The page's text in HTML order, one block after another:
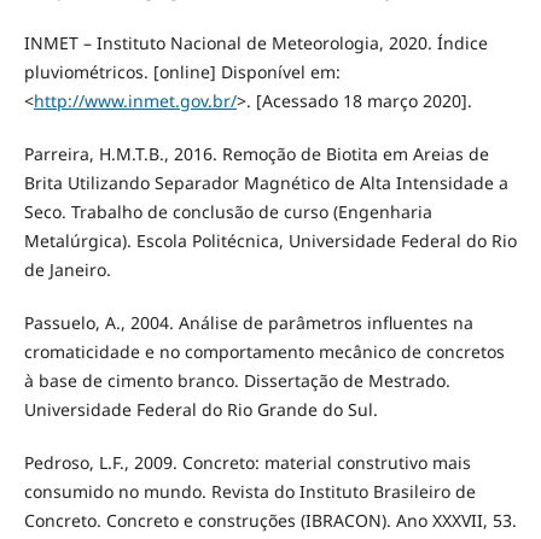
INMET – Instituto Nacional de Meteorologia, 2020. Índice
pluviométricos. [online] Disponível em:
<http://www.inmet.gov.br/>. [Acessado 18 março 2020].
Parreira, H.M.T.B., 2016. Remoção de Biotita em Areias de
Brita Utilizando Separador Magnético de Alta Intensidade a
Seco. Trabalho de conclusão de curso (Engenharia
Metalúrgica). Escola Politécnica, Universidade Federal do Rio
de Janeiro.
Passuelo, A., 2004. Análise de parâmetros influentes na
cromaticidade e no comportamento mecânico de concretos
à base de cimento branco. Dissertação de Mestrado.
Universidade Federal do Rio Grande do Sul.
Pedroso, L.F., 2009. Concreto: material construtivo mais
consumido no mundo. Revista do Instituto Brasileiro de
Concreto. Concreto e construções (IBRACON). Ano XXXVII, 53.